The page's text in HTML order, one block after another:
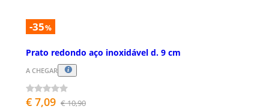
-35%
Prato redondo aço inoxidável d. 9 cm
A CHEGAR
€ 7,09 € 10,90